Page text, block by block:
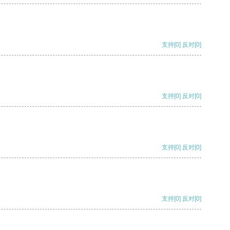
支持[0] 反对[0]
支持[0] 反对[0]
支持[0] 反对[0]
支持[0] 反对[0]